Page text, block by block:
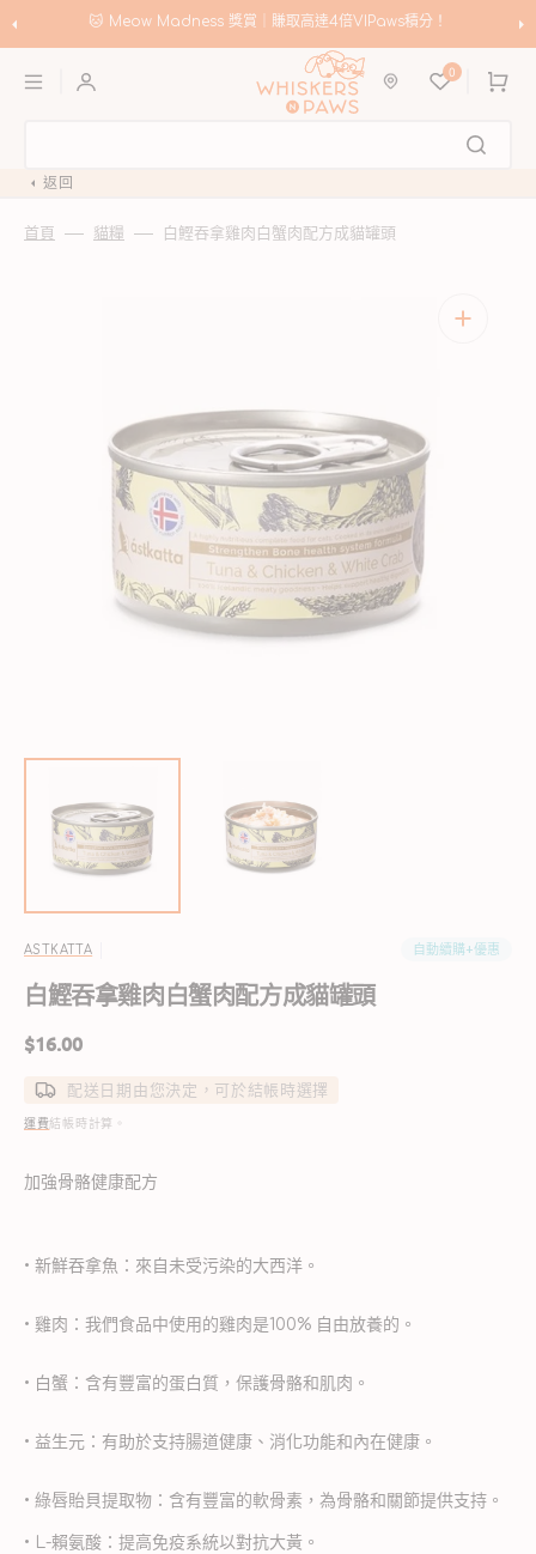
至
容
🐱 Meow Madness 獎賞｜賺取高達4倍VIPaws積分！
0
購
物
返回
首頁 貓糧 白鰹吞拿雞肉白蟹肉配方成貓罐頭
開
啟
圖
庫
檢
視
體
檔
案
ASTKATTA 自動續購+優惠
白鰹吞拿雞肉白蟹肉配方成貓罐頭
定
$16.00
配送日期由您決定，可於結帳時選擇
運費結帳時計算。
加強骨骼健康配方
• 新鮮吞拿魚：來自未受污染的大西洋。
• 雞肉：我們食品中使用的雞肉是100% 自由放養的。
• 白蟹：含有豐富的蛋白質，保護骨骼和肌肉。
• 益生元：有助於支持腸道健康、消化功能和內在健康。
• 綠唇貽貝提取物：含有豐富的軟骨素，為骨骼和關節提供支持。
• L-賴氨酸：提高免疫系統以對抗大黃。